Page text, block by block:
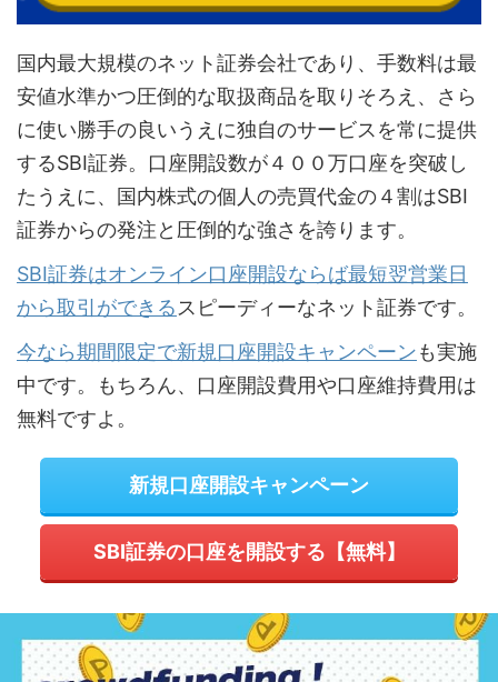
国内最大規模のネット証券会社であり、手数料は最
安値水準かつ圧倒的な取扱商品を取りそろえ、さら
に使い勝手の良いうえに独自のサービスを常に提供
するSBI証券。口座開設数が４００万口座を突破し
たうえに、国内株式の個人の売買代金の４割はSBI
証券からの発注と圧倒的な強さを誇ります。
SBI証券はオンライン口座開設ならば最短翌営業日
から取引ができる スピーディーなネット証券です。
今なら期間限定で新規口座開設キャンペーンも実施
中です。もちろん、口座開設費用や口座維持費用は
無料ですよ。
新規口座開設キャンペーン
SBI証券の口座を開設する【無料】